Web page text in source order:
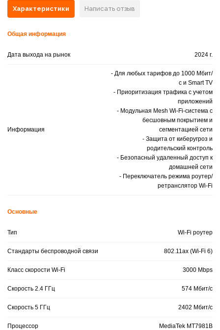
Характеристики Написать отзыв
Общая информация
Дата выхода на рынок 2024 г.
Информация
- Для любых тарифов до 1000 Мбит/
с и Smart TV
- Приоритизация трафика с учетом
приложений
- Модульная Mesh Wi-Fi-система с
бесшовным покрытием и
сегментацией сети
- Защита от киберугроз и
родительский контроль
- Безопасный удаленный доступ к
домашней сети
- Переключатель режима роутер/
ретранслятор Wi-Fi
Основные
Тип Wi-Fi роутер
Стандарты беспроводной связи 802.11ax (Wi-Fi 6)
Класс скорости Wi-Fi 3000 Mbps
Скорость 2.4 ГГц 574 Мбит/с
Скорость 5 ГГц 2402 Мбит/с
Процессор MediaTek MT7981B